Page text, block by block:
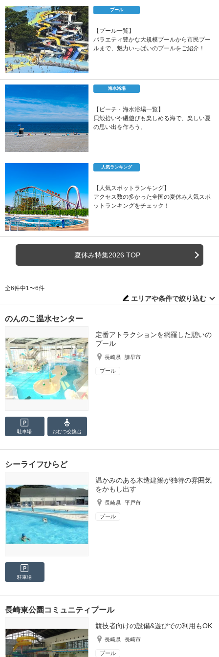
プール
【プール一覧】
バラエティ豊かな大規模プールから市民プー
ルまで、魅力いっぱいのプールをご紹介！
海水浴場
【ビーチ・海水浴場一覧】
貝殻拾いや磯遊びも楽しめる海で、楽しい夏
の思い出を作ろう。
人気ランキング
【人気スポットランキング】
アクセス数の多かった全国の夏休み人気スポ
ットランキングをチェック！
夏休み特集2026 TOP
全6件中1〜6件
エリアや条件で絞り込む
のんのこ温水センター
定番アトラクションを網羅した憩いの
プール
長崎県 諫早市
プール
駐車場 おむつ交換台
シーライフひらど
温かみのある木造建築が独特の雰囲気
をかもし出す
長崎県 平戸市
プール
駐車場
長崎東公園コミュニティプール
競技者向けの設備&遊びでの利用もOK
長崎県 長崎市
プール